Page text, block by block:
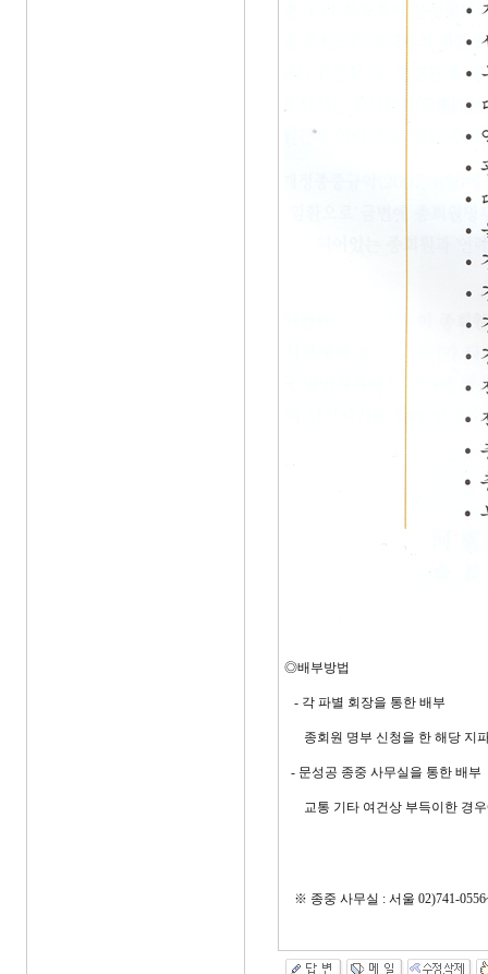
◎배부방법
- 각 파별 회장을 통한 배부
종회원 명부 신청을 한 해당 지
- 문성공 종중 사무실을 통한 배부
교통 기타 여건상 부득이한 경우
※ 종중 사무실 : 서울 02)741-